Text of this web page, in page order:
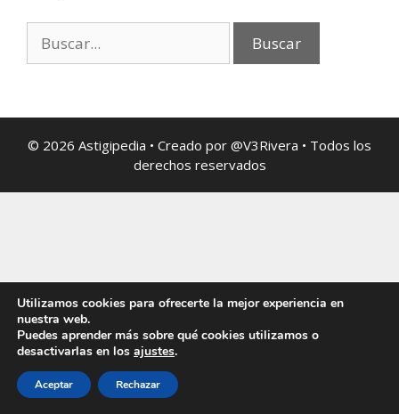
© 2026 Astigipedia • Creado por @V3Rivera • Todos los
derechos reservados
Utilizamos cookies para ofrecerte la mejor experiencia en
nuestra web.
Puedes aprender más sobre qué cookies utilizamos o
desactivarlas en los ajustes.
Aceptar Rechazar